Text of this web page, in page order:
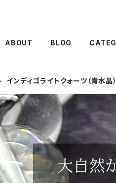
ABOUT BLOG
インディゴライトクォーツ（青水晶）